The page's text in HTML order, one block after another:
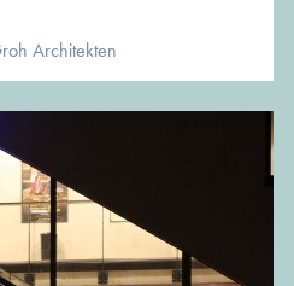
Architekten